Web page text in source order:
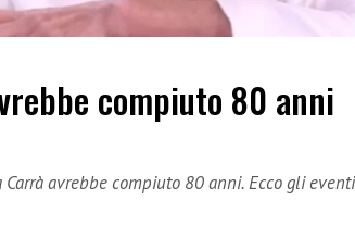
compiuto 80 anni
avrebbe compiuto 80 anni. Ecco gli